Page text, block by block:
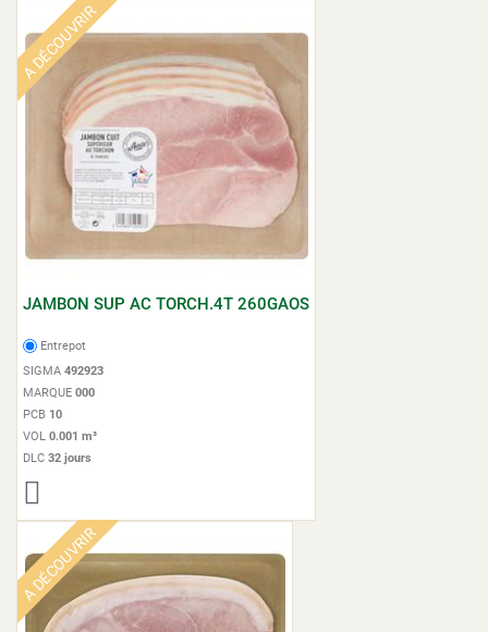
A DÉCOUVRIR
JAMBON SUP AC TORCH.4T 260GAOS
Entrepot
SIGMA 492923
MARQUE 000
PCB 10
VOL 0.001 m³
DLC 32 jours
A DÉCOUVRIR